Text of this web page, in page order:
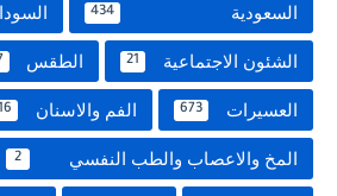
السعودية 434
الشئون الاجتماعية 21 الطقس
العسيرات 673 الفم والاسنان
المخ والاعصاب والطب النفسي 2